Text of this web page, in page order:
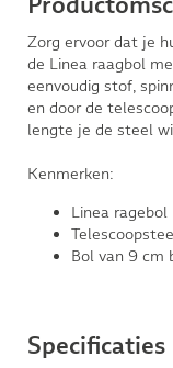
Zorg ervoor dat je
de Linea raagbol
eenvoudig stof,
en door de
lengte je de steel
Kenmerken:
Linea ragebol
Bol van 9 cm
Specificaties